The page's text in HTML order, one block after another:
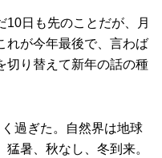
日も先のことだが、月
れが今年最後で、言わば
切り替えて新年の話の種
過ぎた。自然界は地球
暑、秋なし、冬到来。